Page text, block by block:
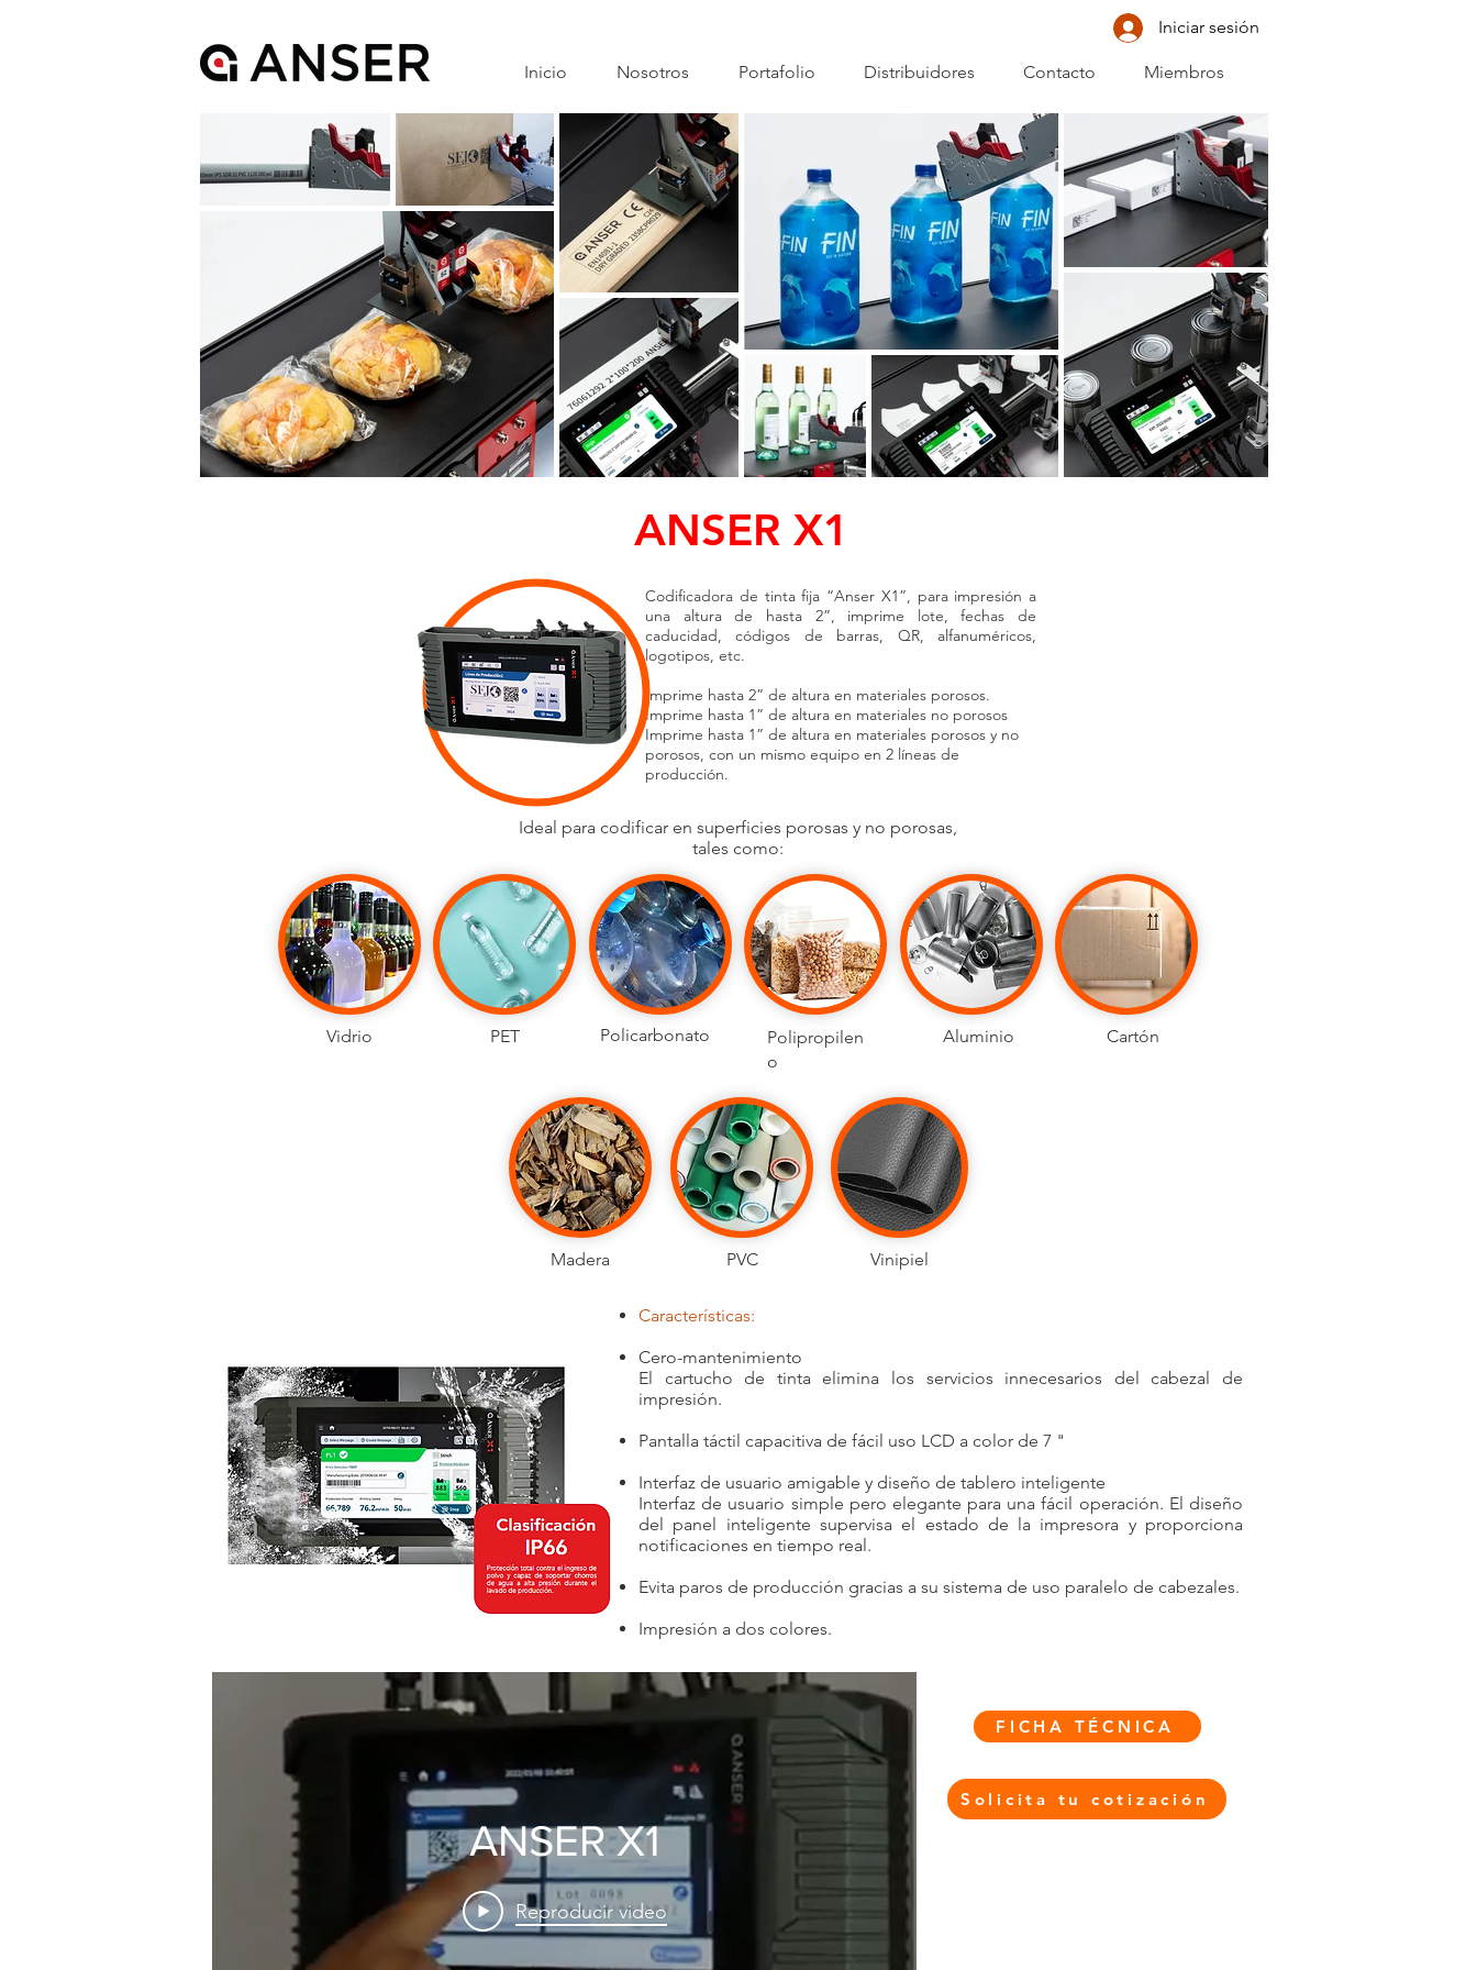
Iniciar sesión
Inicio Nosotros Portafolio Distribuidores Contacto Miembros
ANSER X1
Codificadora de tinta fija “Anser X1”, para impresión a
una altura de hasta 2”, imprime lote, fechas de
caducidad, códigos de barras, QR, alfanuméricos,
logotipos, etc.
Imprime hasta 2” de altura en materiales porosos.
Imprime hasta 1” de altura en materiales no porosos
Imprime hasta 1” de altura en materiales porosos y no
porosos, con un mismo equipo en 2 líneas de
producción.
Ideal para codificar en superficies porosas y no porosas,
tales como:
Vidrio PET Policarbonato
Polipropilen
o
Aluminio
Madera PVC Vinipiel
Cartón
Características:
Cero-mantenimiento
El cartucho de tinta elimina los servicios innecesarios del cabezal de
impresión.
Pantalla táctil capacitiva de fácil uso LCD a color de 7 " ​
Interfaz de usuario amigable y diseño de tablero inteligente
Interfaz de usuario simple pero elegante para una fácil operación. El diseño
del panel inteligente supervisa el estado de la impresora y proporciona
notificaciones en tiempo real.
Evita paros de producción gracias a su sistema de uso paralelo de cabezales.
Impresión a dos colores.
ANSER X1
Reproducir video
FICHA TÉCNICA
Solicita tu cotización